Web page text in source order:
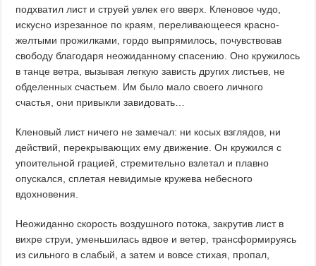
подхватил лист и струей увлек его вверх. Кленовое чудо,
искусно изрезанное по краям, переливающееся красно-
желтыми прожилками, гордо выпрямилось, почувствовав
свободу благодаря неожиданному спасению. Оно кружилось
в танце ветра, вызывая легкую зависть других листьев, не
обделенных счастьем. Им было мало своего личного
счастья, они привыкли завидовать…
Кленовый лист ничего не замечал: ни косых взглядов, ни
действий, перекрывающих ему движение. Он кружился с
упоительной грацией, стремительно взлетал и плавно
опускался, сплетая невидимые кружева небесного
вдохновения.
Неожиданно скорость воздушного потока, закрутив лист в
вихре струи, уменьшилась вдвое и ветер, трансформируясь
из сильного в слабый, а затем и вовсе стихая, пропал,